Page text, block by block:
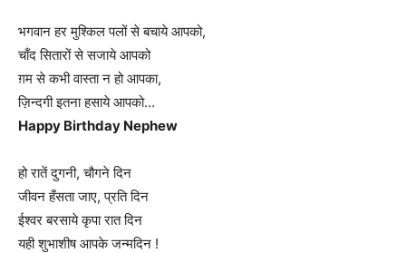
भगवान हर मुश्किल पलों से बचाये आपको,
चाँद सितारों से सजाये आपको
ग़म से कभी वास्ता न हो आपका,
ज़िन्दगी इतना हसाये आपको…
Happy Birthday Nephew
हो रातें दुगनी, चौगने दिन
जीवन हँसता जाए, प्रति दिन
ईश्वर बरसाये कृपा रात दिन
यही शुभाशीष आपके जन्मदिन !